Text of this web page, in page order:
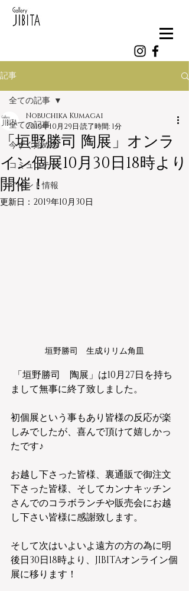
記事
全ての記事
今すぐ始める
コミュニティ
イベント情報
全ての記事
「垣野勝司 陶展」オンラ
イン個展10月30日18時より
開催！
Nobuchika Kumagai
2019年10月29日 読了時間: 1分
更新日： 2019年10月30日
垣野勝司　生成りリム角皿
まして無事に終了致しました。
初個展という事もあり皆様の反応が楽
しみでしたが、喜んで頂けて嬉しかっ
たです♪
お越し下さった皆様、裏通販で御注文
下さった皆様、そしてカンナキッチン
さんでのコラボランチや販売会にお越
し下さい皆様に感謝致します。
そして次はいよいよ遠方の方の為に明
後日30日18時より、JIBITAオンライン個
展に移ります！